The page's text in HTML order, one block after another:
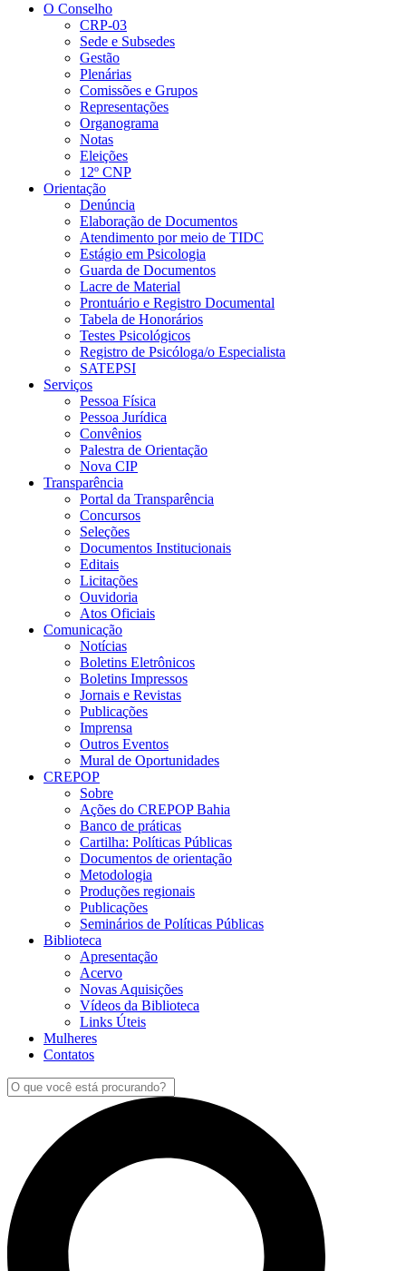
O Conselho
CRP-03
Sede e Subsedes
Gestão
Plenárias
Comissões e Grupos
Representações
Organograma
Notas
Eleições
12º CNP
Orientação
Denúncia
Elaboração de Documentos
Atendimento por meio de TIDC
Estágio em Psicologia
Guarda de Documentos
Lacre de Material
Prontuário e Registro Documental
Tabela de Honorários
Testes Psicológicos
Registro de Psicóloga/o Especialista
SATEPSI
Serviços
Pessoa Física
Pessoa Jurídica
Convênios
Palestra de Orientação
Nova CIP
Transparência
Portal da Transparência
Concursos
Seleções
Documentos Institucionais
Editais
Licitações
Ouvidoria
Atos Oficiais
Comunicação
Notícias
Boletins Eletrônicos
Boletins Impressos
Jornais e Revistas
Publicações
Imprensa
Outros Eventos
Mural de Oportunidades
CREPOP
Sobre
Ações do CREPOP Bahia
Banco de práticas
Cartilha: Políticas Públicas
Documentos de orientação
Metodologia
Produções regionais
Publicações
Seminários de Políticas Públicas
Biblioteca
Apresentação
Acervo
Novas Aquisições
Vídeos da Biblioteca
Links Úteis
Mulheres
Contatos